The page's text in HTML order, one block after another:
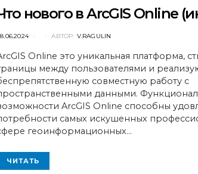
нового в ArcGIS Online
АВТОР: V.RAGULIN
Online это уникальная платформа,
между пользователями и
совместную работу с
данными.
ArcGIS Online способны
самых искушенных
геоинформационных…
ЧИТАТЬ